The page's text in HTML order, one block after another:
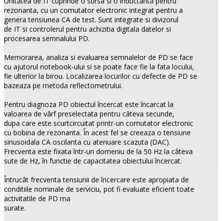
rezonanta, cu un comutator electronic integrat pentru a
genera tensiunea CA de test. Sunt integrate si divizorul
de IT si controlerul pentru achizitia digitala datelor si
procesarea semnalului PD.
Memorarea, analiza si evaluarea semnalelor de PD se face
cu ajutorul notebook-ului si se poate face fie la fata locului,
fie ulterior la birou. Localizarea locurilor cu defecte de PD se
bazeaza pe metoda reflectometrului.
Pentru diagnoza PD obiectul încercat este încarcat la
valoarea de vârf preselectata pentru câteva secunde,
dupa care este scurtcircuitat printr-un comutator electronic
cu bobina de rezonanta. În acest fel se creeaza o tensiune
sinusoidala CA oscilanta cu atenuare scazuta (DAC).
Frecventa este fixata într-un domeniu de la 50 Hz la câteva
sute de Hz, în functie de capacitatea obiectului încercat.
Întrucât frecventa tensiunii de încercare este apropiata de
conditiile nominale de serviciu, pot fi evaluate eficient toate
activitatile de PD ma
surate.